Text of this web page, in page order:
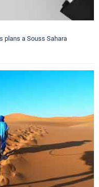
plans a Souss Sahara